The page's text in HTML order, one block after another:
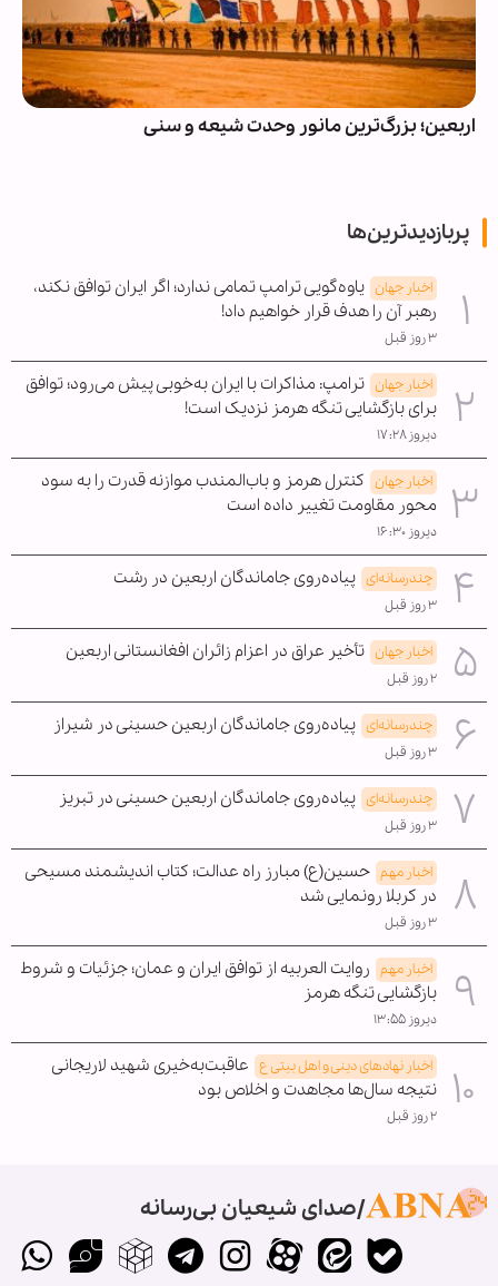
اربعین؛ بزرگ‌ترین مانور وحدت شیعه و سنی
پربازدیدترین‌ها
اخبار جهان یاوه‌گویی ترامپ تمامی ندارد؛ اگر ایران توافق نکند،
رهبر آن را هدف قرار خواهیم داد!
۳ روز قبل
اخبار جهان ترامپ: مذاکرات با ایران به‌خوبی پیش می‌رود؛ توافق
برای بازگشایی تنگه هرمز نزدیک است!
دیروز ۱۷:۲۸
اخبار جهان کنترل هرمز و باب‌المندب موازنه قدرت را به سود
محور مقاومت تغییر داده است
دیروز ۱۶:۳۰
چندرسانه‌ای پیاده‌روی جاماندگان اربعین در رشت
۳ روز قبل
اخبار جهان تأخیر عراق در اعزام زائران افغانستانی اربعین
۲ روز قبل
چندرسانه‌ای پیاده‌روی جاماندگان اربعین حسینی در شیراز
۳ روز قبل
چندرسانه‌ای پیاده‌روی جاماندگان اربعین حسینی در تبریز
۳ روز قبل
اخبار مهم حسین(ع) مبارز راه عدالت؛ کتاب اندیشمند مسیحی
در کربلا رونمایی شد
۳ روز قبل
اخبار مهم روایت العربیه از توافق ایران و عمان؛ جزئیات و شروط
بازگشایی تنگه هرمز
دیروز ۱۳:۵۵
اخبار نهادهای دینی و اهل بیتی ع عاقبت‌به‌خیری شهید لاریجانی
نتیجه سال‌ها مجاهدت و اخلاص بود
۲ روز قبل
صدای شیعیان بی‌رسانه